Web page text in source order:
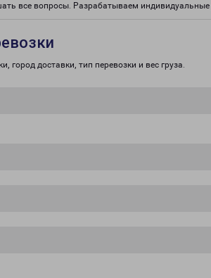
все вопросы. Разрабатываем
город доставки, тип перевозки и вес груза.